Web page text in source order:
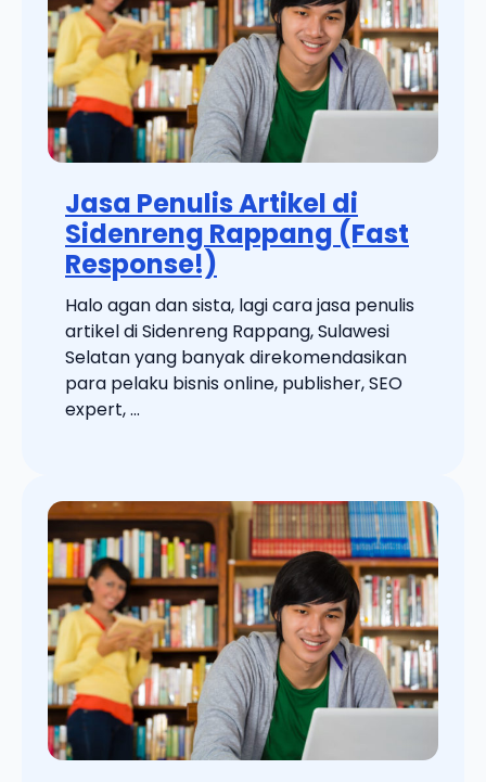
Jasa Penulis Artikel di
Sidenreng Rappang (Fast
Response!)
Halo agan dan sista, lagi cara jasa penulis
artikel di Sidenreng Rappang, Sulawesi
Selatan yang banyak direkomendasikan
para pelaku bisnis online, publisher, SEO
expert, ...